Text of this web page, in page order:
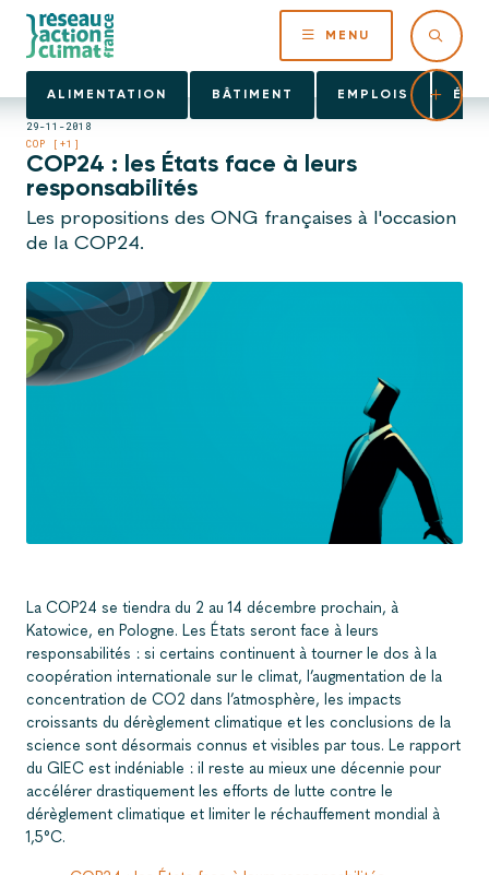
MENU
ALIMENTATION BÂTIMENT EMPLOIS
29-11-2018
COP [+1]
COP24 : les États face à leurs
responsabilités
Les propositions des ONG françaises à l'occasion
de la COP24.
La COP24 se tiendra du 2 au 14 décembre prochain, à
Katowice, en Pologne. Les États seront face à leurs
responsabilités : si certains continuent à tourner le dos à la
coopération internationale sur le climat, l’augmentation de la
concentration de CO2 dans l’atmosphère, les impacts
croissants du dérèglement climatique et les conclusions de la
science sont désormais connus et visibles par tous. Le rapport
du GIEC est indéniable : il reste au mieux une décennie pour
accélérer drastiquement les efforts de lutte contre le
dérèglement climatique et limiter le réchauffement mondial à
1,5°C.